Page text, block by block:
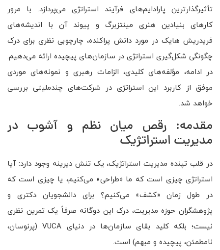
تأثیرگذارترین پارادایم‌های فرآیند استراتژی می‌پردازد. با مرور
کارهای بنیادین هنری مینتزبرگ و پیوند آن با اندیشه‌های
فریدریش هایک در مورد دانش پراکنده، چارچوبی نظری برای درک
چگونگی شکل‌گیری استراتژی در سازمان‌های پیچیده ارائه می‌دهیم.
در ادامه، مؤلفه‌های کلیدی، الزامات رهبری و نمونه‌های موردی
موفق از کاربرد این استراتژی در شرکت‌های چندملیتی بررسی
خواهد شد.
مقدمه: رقص میان نظم و آشوب در
مدیریت استراتژیک
در قلب تپنده مدیریت استراتژیک، یک تنش دیرینه وجود دارد: آیا
استراتژی چیزی است که ما «طراحی» می‌کنیم، یا چیزی است که
در طول زمان «کشف» می‌کنیم؟ برای دانشجویان دکتری و
پژوهشگران حوزه مدیریت، درک این دوگانه صرفاً یک تمرین نظری
نیست؛ بلکه کلید بقای سازمان‌ها در دنیای VUCA (پرنوسان،
نامطمئن، پیچیده و مبهم) است.